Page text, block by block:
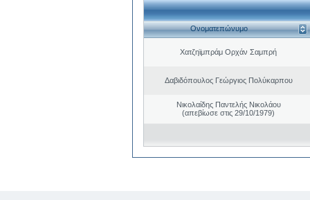
Ονοματεπώνυμο
Χατζηϊμπράμ Ορχάν Σαμπρή
Δαβιδόπουλος Γεώργιος Πολύκαρπου
Νικολαίδης Παντελής Νικολάου
(απεβίωσε στις 29/10/1979)